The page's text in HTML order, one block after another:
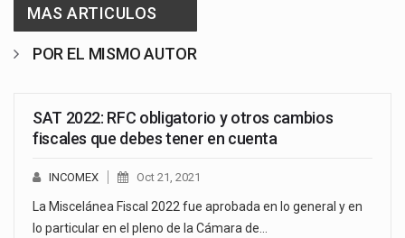
MAS ARTICULOS
POR EL MISMO AUTOR
SAT 2022: RFC obligatorio y otros cambios
fiscales que debes tener en cuenta
INCOMEX Oct 21, 2021
La Miscelánea Fiscal 2022 fue aprobada en lo general y en
lo particular en el pleno de la Cámara de…